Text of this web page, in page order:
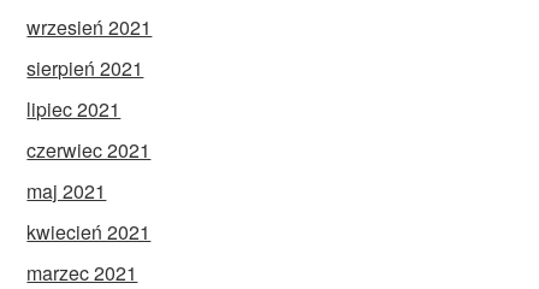
wrzesień 2021
sierpień 2021
lipiec 2021
czerwiec 2021
maj 2021
kwiecień 2021
marzec 2021